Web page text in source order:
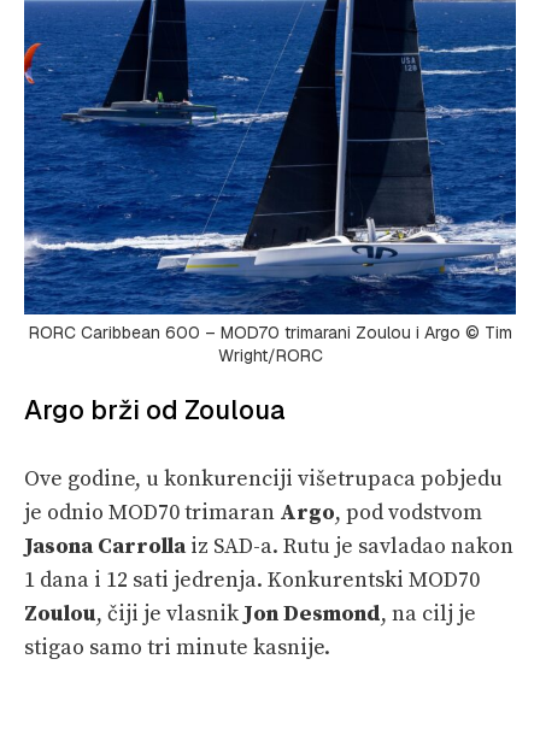
RORC Caribbean 600 – MOD70 trimarani Zoulou i Argo © Tim
Wright/RORC
Argo brži od Zouloua
Ove godine, u konkurenciji višetrupaca pobjedu
je odnio MOD70 trimaran Argo, pod vodstvom
Jasona Carrolla iz SAD-a. Rutu je savladao nakon
1 dana i 12 sati jedrenja. Konkurentski MOD70
Zoulou, čiji je vlasnik Jon Desmond, na cilj je
stigao samo tri minute kasnije.